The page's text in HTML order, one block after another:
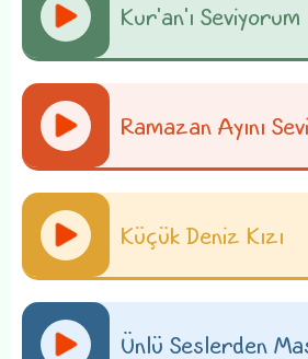
Kur'an'ı Seviyorum
Ramazan Ayını
Küçük Deniz Kızı
Ünlü Seslerden